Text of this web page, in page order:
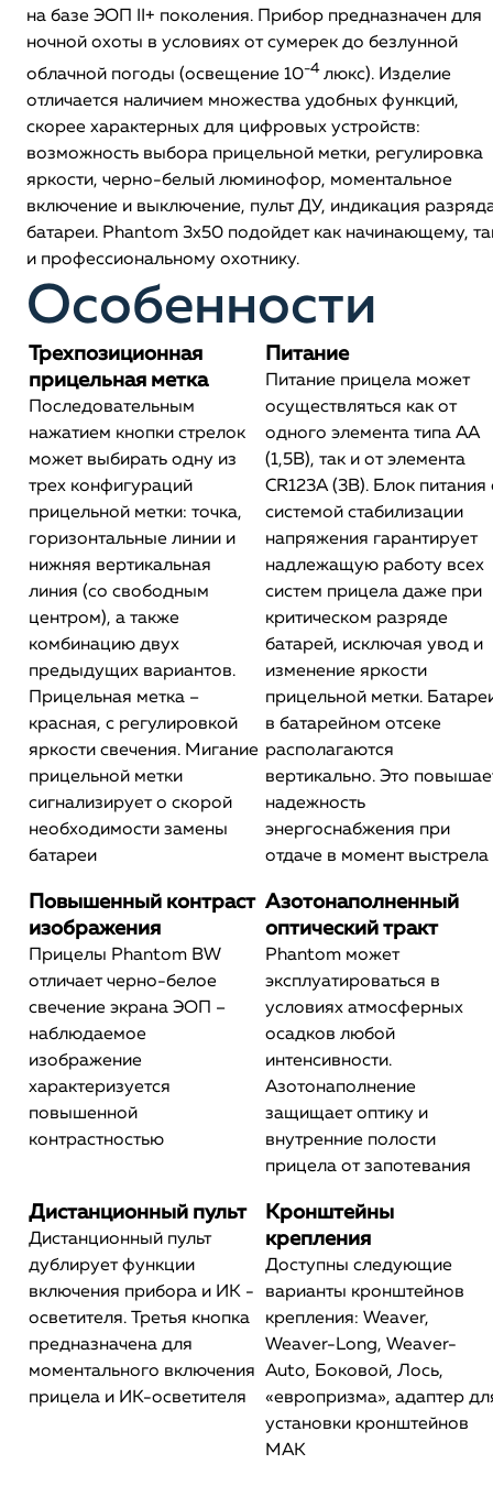
на базе ЭОП II+ поколения. Прибор предназначен для
ночной охоты в условиях от сумерек до безлунной
облачной погоды (освещение 10-4 люкс). Изделие
отличается наличием множества удобных функций,
скорее характерных для цифровых устройств:
возможность выбора прицельной метки, регулировка
яркости, черно-белый люминофор, моментальное
включение и выключение, пульт ДУ, индикация
батареи. Phantom 3x50 подойдет как начинающему,
и профессиональному охотнику.
Особенности
Трехпозиционная
прицельная метка
Последовательным
нажатием кнопки стрелок
может выбирать одну из
трех конфигураций
прицельной метки: точка,
горизонтальные линии и
нижняя вертикальная
линия (со свободным
центром), а также
комбинацию двух
предыдущих вариантов.
Прицельная метка –
красная, с регулировкой
яркости свечения. Мигание
прицельной метки
сигнализирует о скорой
необходимости замены
батареи
Питание
Питание прицела может
осуществляться как от
одного элемента типа АА
(1,5В), так и от элемента
CR123А (3В). Блок питания
системой стабилизации
напряжения гарантирует
надлежащую работу всех
систем прицела даже при
критическом разряде
батарей, исключая увод и
изменение яркости
прицельной метки.
в батарейном отсеке
располагаются
вертикально. Это
надежность
энергоснабжения при
отдаче в момент выстрела
Повышенный контраст
изображения
Прицелы Phantom BW
отличает черно-белое
свечение экрана ЭОП –
наблюдаемое
изображение
характеризуется
повышенной
контрастностью
Азотонаполненный
оптический тракт
Phantom может
эксплуатироваться в
условиях атмосферных
осадков любой
интенсивности.
Азотонаполнение
защищает оптику и
внутренние полости
прицела от запотевания
Дистанционный пульт
Дистанционный пульт
дублирует функции
включения прибора и ИК -
осветителя. Третья кнопка
предназначена для
моментального включения
прицела и ИК-осветителя
Кронштейны
крепления
Доступны следующие
варианты кронштейнов
крепления: Weaver,
Weaver-Long, Weaver-
Auto, Боковой, Лось,
«европризма», адаптер
установки кронштейнов
МАК